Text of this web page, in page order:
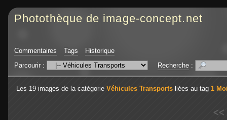
Photothèque de image-concept.net
Commentaires Tags
Historique
Parcourir :
Recherche :
Les 19 images de la catégorie Véhicules Transports liées au tag 1
<<